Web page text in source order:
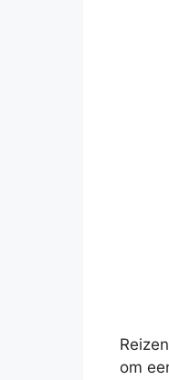
om